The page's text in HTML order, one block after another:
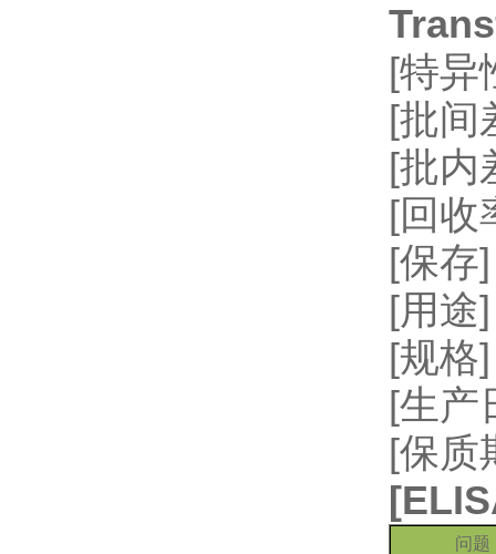
[特异
[批间
[批内
[回收
[保存
[用途
[规格
[生产
[保
[
问题